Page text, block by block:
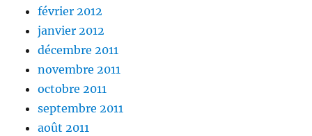
février 2012
janvier 2012
décembre 2011
novembre 2011
octobre 2011
septembre 2011
août 2011